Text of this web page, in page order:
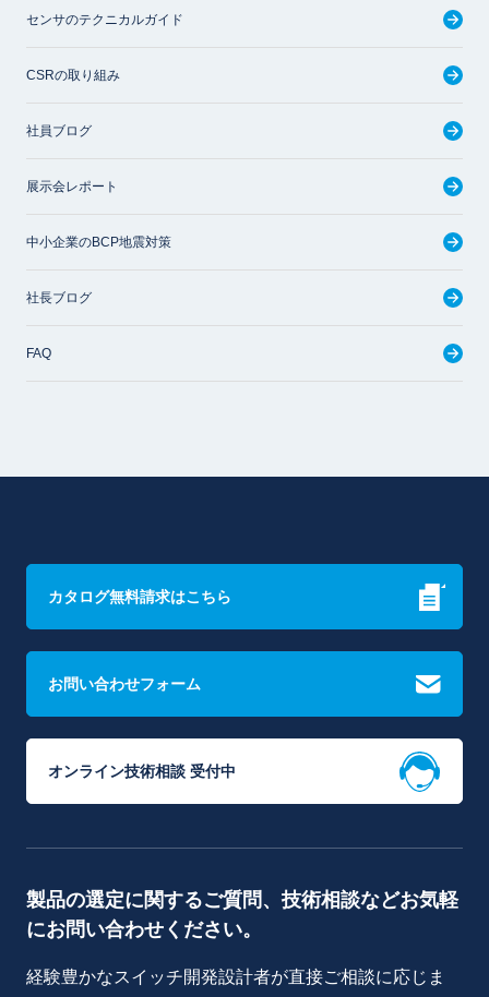
センサのテクニカルガイド
CSRの取り組み
社員ブログ
展示会レポート
中小企業のBCP地震対策
社長ブログ
FAQ
カタログ無料請求はこちら
お問い合わせフォーム
オンライン技術相談 受付中
製品の選定に関するご質問、技術相談などお気軽
にお問い合わせください。
経験豊かなスイッチ開発設計者が直接ご相談に応じま